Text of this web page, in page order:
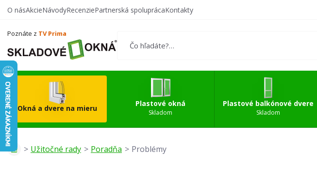
Vytvorte si vlastný
O násAkcieNávodyRecenziePartnerská spoluprácaKontakty
Poznáte z TV Prima
Okná a dvere na mieru
Plastové okná
Skladom
Plastové balkónové dvere
Skladom
Užitočné rady Poradňa Problémy